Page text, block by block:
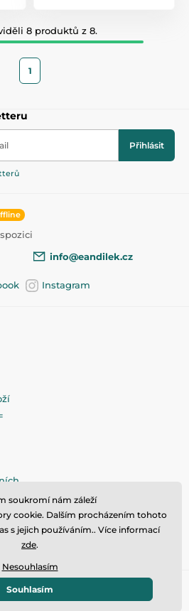
8 produktů z 8.
1
Přihlásit
info@eandilek.cz
Instagram
⦁ E-shop vytvořila
soukromí nám záleží
cookie. Dalším procházením tohoto
s jejich používáním.. Více informací
zde.
Nesouhlasím
Souhlasím